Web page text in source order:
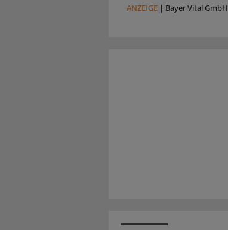
ANZEIGE | Bayer Vital GmbH